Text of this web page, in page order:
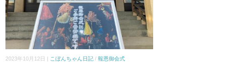
2023年10月12日 | こぼんちゃん日記 /報恩御会式